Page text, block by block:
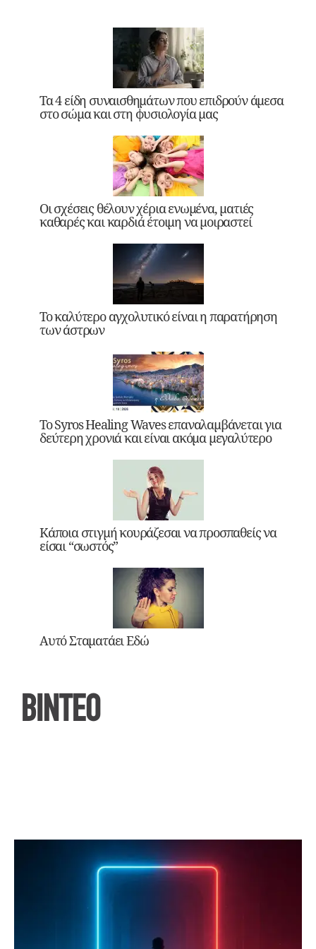
Τα 4 είδη συναισθημάτων που επιδρούν άμεσα
στο σώμα και στη φυσιολογία μας
Οι σχέσεις θέλουν χέρια ενωμένα, ματιές
καθαρές και καρδιά έτοιμη να μοιραστεί
Το καλύτερο αγχολυτικό είναι η παρατήρηση
των άστρων
Το Syros Healing Waves επαναλαμβάνεται για
δεύτερη χρονιά και είναι ακόμα μεγαλύτερο
Κάποια στιγμή κουράζεσαι να προσπαθείς να
είσαι “σωστός”
Αυτό Σταματάει Εδώ
ΒΙΝΤΕΟ